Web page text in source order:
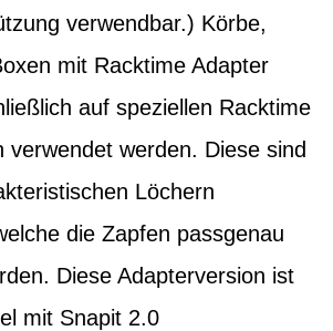
verwendbar.) Körbe,
mit Racktime Adapter
auf speziellen Racktime
verwendet werden. Diese sind
Löchern
die Zapfen passgenau
Diese Adapterversion ist
mit Snapit 2.0